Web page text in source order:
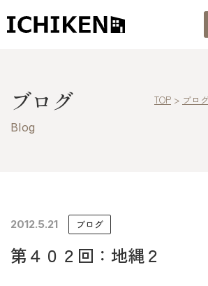
ブログ
イチケンの家づくり
モデルハウス
ブログ
Blog
TOP > ブロ
2012.5.21 ブログ
第４０２回：地縄２